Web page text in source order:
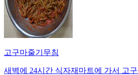
고구마줄기무침
새벽에 24시간 식자재마트에 가서 고